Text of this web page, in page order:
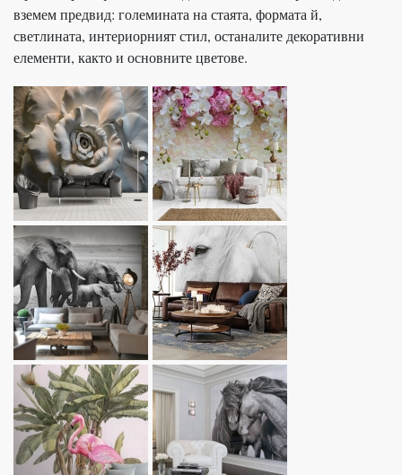
вземем предвид: големината на стаята, формата й,
светлината, интериорният стил, останалите декоративни
елементи, както и основните цветове.